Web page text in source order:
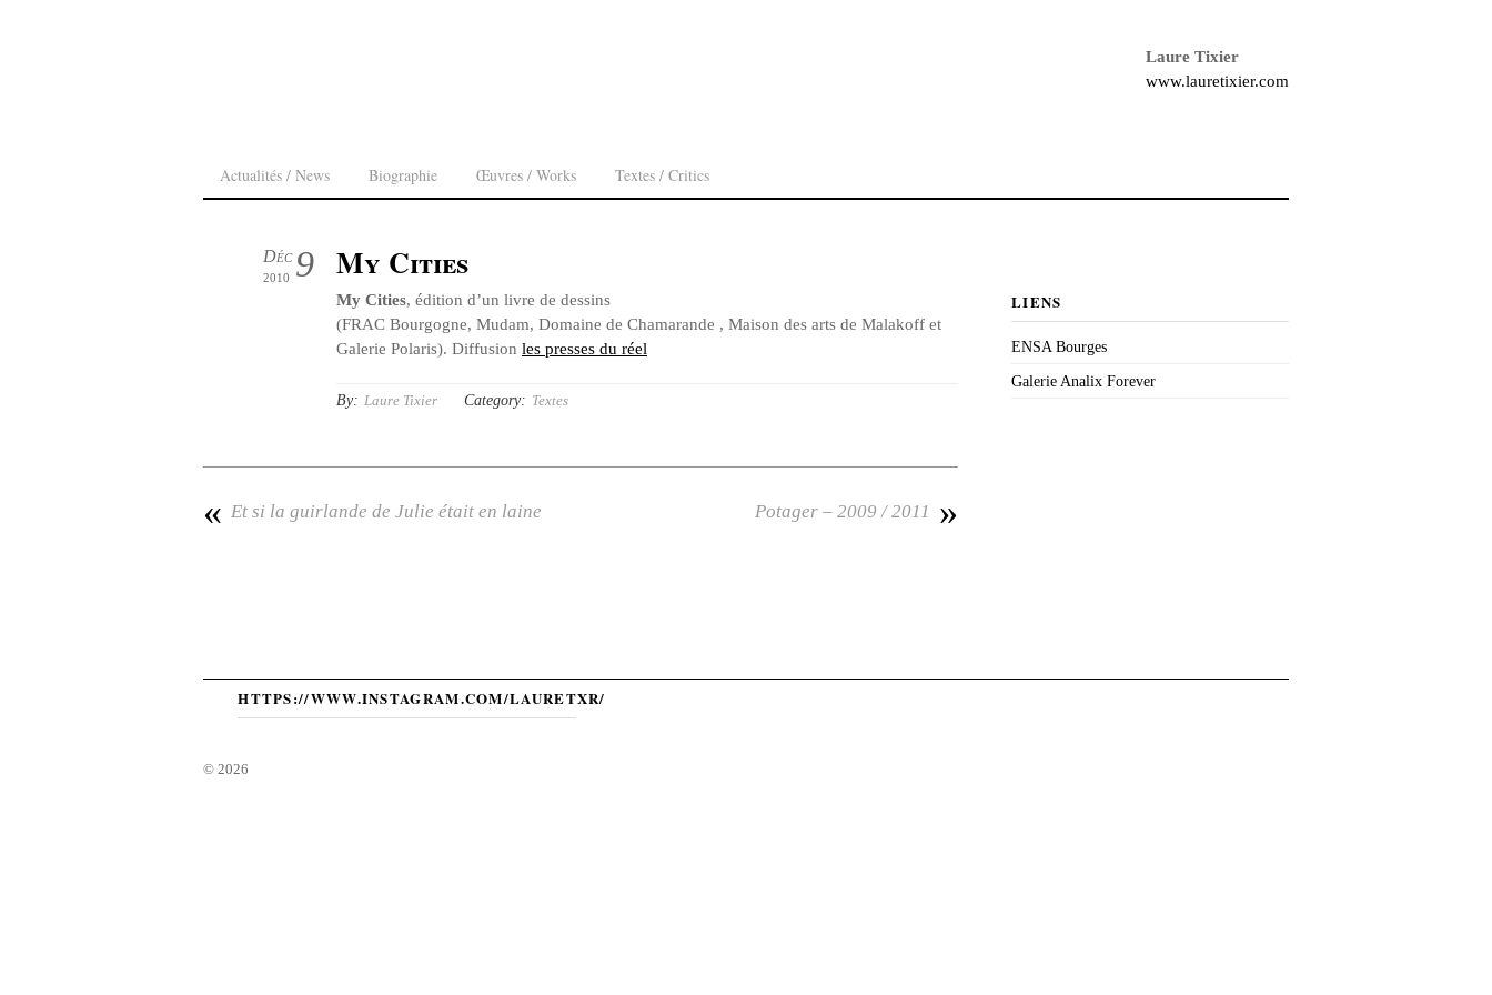
Actualités / News Biographie Œuvres / Works Textes / Critics
Laure Tixier
www.lauretixier.com
9
Déc
2010 My Cities
My Cities, édition d’un livre de dessins
(FRAC Bourgogne, Mudam, Domaine de Chamarande , Maison des arts de Malakoff et
Galerie Polaris). Diffusion les presses du réel
By: Laure Tixier Category: Textes
« Et si la guirlande de Julie était en laine »
Potager – 2009 / 2011
LIENS
ENSA Bourges
Galerie Analix Forever
HTTPS://WWW.INSTAGRAM.COM/LAURETXR/
© 2026